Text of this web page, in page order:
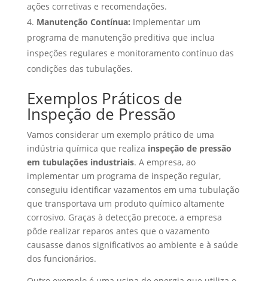
ações corretivas e recomendações.
Manutenção Contínua: Implementar um
programa de manutenção preditiva que inclua
inspeções regulares e monitoramento contínuo das
condições das tubulações.
Exemplos Práticos de
Inspeção de Pressão
Vamos considerar um exemplo prático de uma
indústria química que realiza inspeção de pressão
em tubulações industriais. A empresa, ao
implementar um programa de inspeção regular,
conseguiu identificar vazamentos em uma tubulação
que transportava um produto químico altamente
corrosivo. Graças à detecção precoce, a empresa
pôde realizar reparos antes que o vazamento
causasse danos significativos ao ambiente e à saúde
dos funcionários.